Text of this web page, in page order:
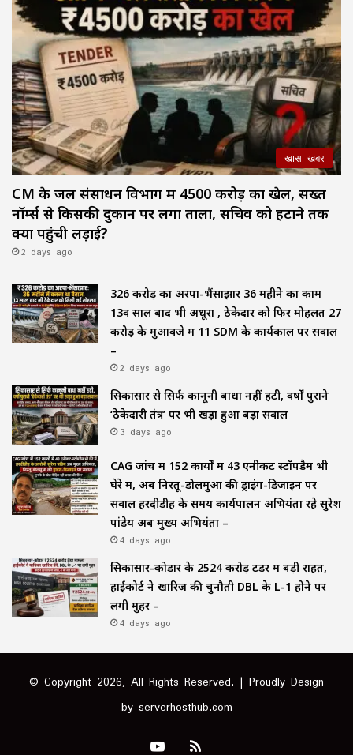
खास खबर
CM के जल संसाधन विभाग में ₹4500 करोड़ का खेल, सख्त
नॉर्म्स से किसकी दुकान पर लगा ताला, सचिव को हटाने तक
क्यों पहुंची लड़ाई?
2 days ago
₹326 करोड़ का अरपा-भैंसाझार 36 महीने का काम
13वें साल बाद भी अधूरा , ठेकेदार को फिर मोहलत ₹27
करोड़ के मुआवजे में 11 SDM के कार्यकाल पर सवाल
–
2 days ago
सिकासार से सिर्फ कानूनी बाधा नहीं हटी, वर्षों पुराने
‘ठेकेदारी तंत्र’ पर भी खड़ा हुआ बड़ा सवाल
3 days ago
CAG जांच में 152 कार्यों में 43 एनीकट स्टॉपडैम भी
घेरे में, अब निरतू-डोलमुआ की ड्राइंग-डिजाइन पर
सवाल हरदीडीह के समय कार्यपालन अभियंता रहे सुरेश
पांडेय अब मुख्य अभियंता –
4 days ago
सिकासार-कोडार के ₹2524 करोड़ टेंडर में बड़ी राहत,
हाईकोर्ट ने खारिज की चुनौती DBL के L-1 होने पर
लगी मुहर –
4 days ago
© Copyright 2026, All Rights Reserved. | Proudly Design
by serverhosthub.com
YouTube
RSS